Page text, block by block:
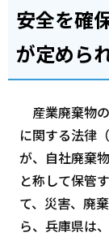
安全を確
が定めら
産業廃棄物
に関する法律
が、自社廃棄
と称して保管
て、災害、廃
ら、兵庫県は